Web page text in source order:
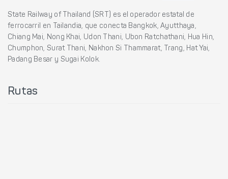
State Railway of Thailand (SRT) es el operador estatal de
ferrocarril en Tailandia, que conecta Bangkok, Ayutthaya,
Chiang Mai, Nong Khai, Udon Thani, Ubon Ratchathani, Hua Hin,
Chumphon, Surat Thani, Nakhon Si Thammarat, Trang, Hat Yai,
Padang Besar y Sugai Kolok.
Rutas